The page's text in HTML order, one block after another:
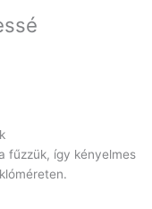
fűzzük, így kényelmes